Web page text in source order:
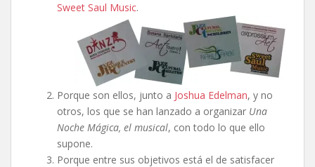
Sweet Saul Music.
Porque son ellos, junto a Joshua Edelman, y no
otros, los que se han lanzado a organizar Una
Noche Mágica, el musical, con todo lo que ello
supone.
Porque entre sus objetivos está el de satisfacer